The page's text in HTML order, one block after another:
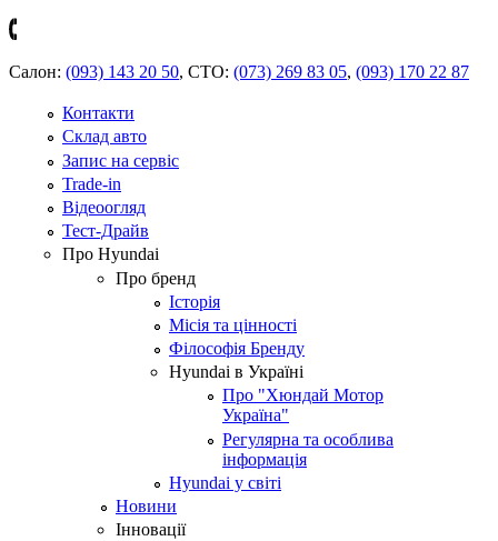
Салон: (093) 143 20 50, СТО: (073) 269 83 05, (093) 170 22 87
Контакти
Склад авто
Запис на сервіс
Trade-in
Відеоогляд
Тест-Драйв
Про Hyundai
Про бренд
Історія
Місія та цінності
Філософія Бренду
Hyundai в Україні
Про "Хюндай Мотор
Україна"
Регулярна та особлива
інформація
Hyundai у світі
Новини
Інновації